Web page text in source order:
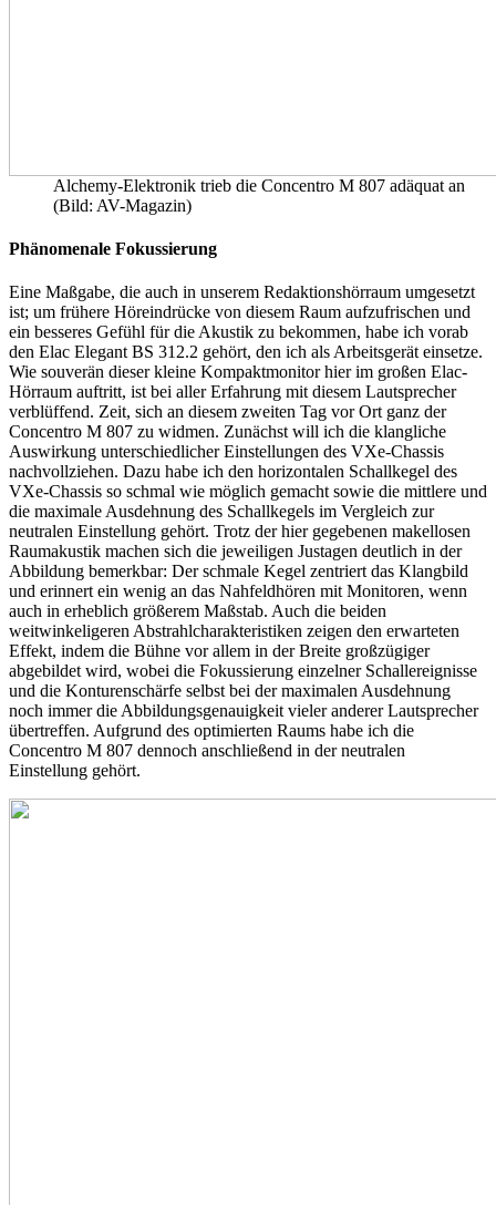
Alchemy-Elektronik trieb die Concentro M 807 adäquat an
(Bild: AV-Magazin)
Phänomenale Fokussierung
Eine Maßgabe, die auch in unserem Redaktionshörraum umgesetzt
ist; um frühere Höreindrücke von diesem Raum aufzufrischen und
ein besseres Gefühl für die Akustik zu bekommen, habe ich vorab
den Elac Elegant BS 312.2 gehört, den ich als Arbeitsgerät einsetze.
Wie souverän dieser kleine Kompaktmonitor hier im großen Elac-
Hörraum auftritt, ist bei aller Erfahrung mit diesem Lautsprecher
verblüffend. Zeit, sich an diesem zweiten Tag vor Ort ganz der
Concentro M 807 zu widmen. Zunächst will ich die klangliche
Auswirkung unterschiedlicher Einstellungen des VXe-Chassis
nachvollziehen. Dazu habe ich den horizontalen Schallkegel des
VXe-Chassis so schmal wie möglich gemacht sowie die mittlere und
die maximale Ausdehnung des Schallkegels im Vergleich zur
neutralen Einstellung gehört. Trotz der hier gegebenen makellosen
Raumakustik machen sich die jeweiligen Justagen deutlich in der
Abbildung bemerkbar: Der schmale Kegel zentriert das Klangbild
und erinnert ein wenig an das Nahfeldhören mit Monitoren, wenn
auch in erheblich größerem Maßstab. Auch die beiden
weitwinkeligeren Abstrahlcharakteristiken zeigen den erwarteten
Effekt, indem die Bühne vor allem in der Breite großzügiger
abgebildet wird, wobei die Fokussierung einzelner Schallereignisse
und die Konturenschärfe selbst bei der maximalen Ausdehnung
noch immer die Abbildungsgenauigkeit vieler anderer Lautsprecher
übertreffen. Aufgrund des optimierten Raums habe ich die
Concentro M 807 dennoch anschließend in der neutralen
Einstellung gehört.